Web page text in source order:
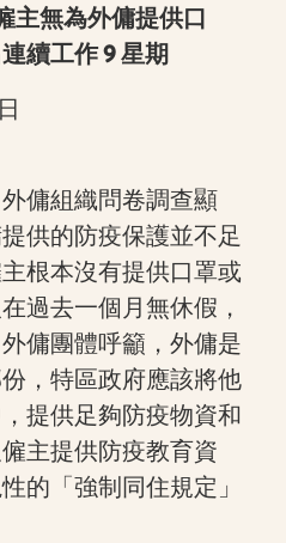
無為外傭提供口
續工作 9 星期
傭組織問卷調查顯
供的防疫保護並不足
根本沒有提供口罩或
過去一個月無休假，
傭團體呼籲，外傭是
，特區政府應該將他
提供足夠防疫物資和
主提供防疫教育資
的「強制同住規定」